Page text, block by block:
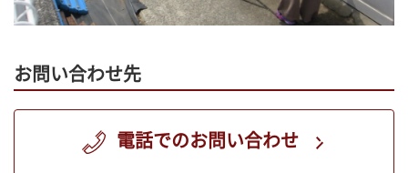
お問い合わせ先
電話でのお問い合わせ